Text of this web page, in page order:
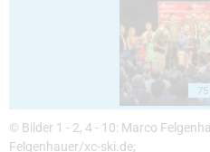
75
© Bilder 1 - 2, 4 - 10: Marco
Felgenhauer/xc-ski.de;